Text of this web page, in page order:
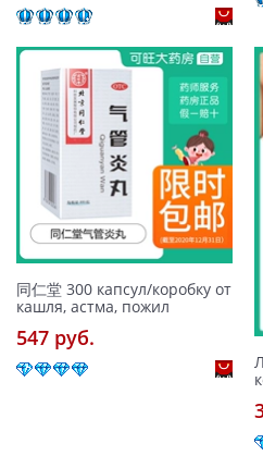
同仁堂 300 капсул/коробку от
кашля, астма, пожил
547 pуб.